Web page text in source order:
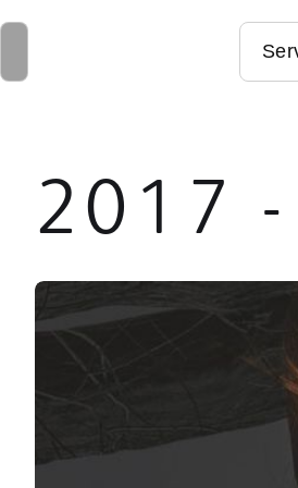
2017 -